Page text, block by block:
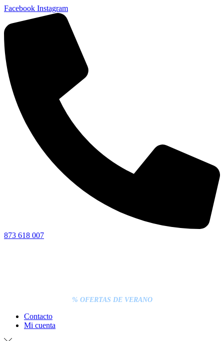
Facebook Instagram
873 618 007
% OFERTAS DE VERANO
Contacto
Mi cuenta